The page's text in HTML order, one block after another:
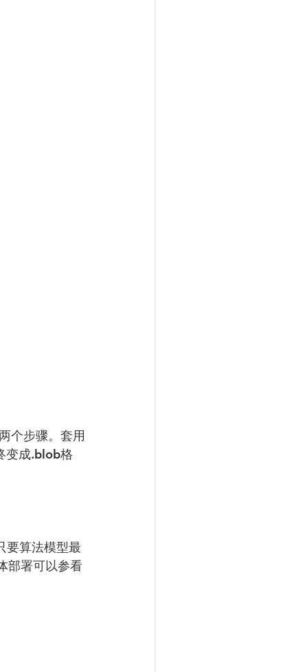
个步骤。套用
变成.blob格
要算法模型最
部署可以参看